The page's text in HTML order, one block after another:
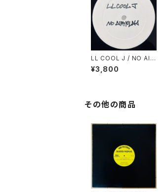
LL COOL J / NO AIR
PLAY
¥3,800
その他の商品